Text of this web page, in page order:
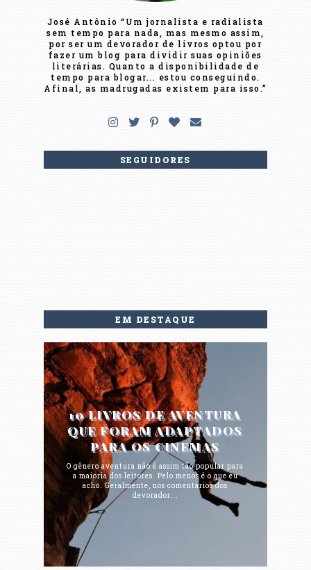
José Antônio “Um jornalista e radialista
sem tempo para nada, mas mesmo assim,
por ser um devorador de livros optou por
fazer um blog para dividir suas opiniões
literárias. Quanto a disponibilidade de
tempo para blogar... estou conseguindo.
Afinal, as madrugadas existem para isso.”
SEGUIDORES
EM DESTAQUE
10 LIVROS DE AVENTURA
QUE FORAM ADAPTADOS
PARA OS CINEMAS
O gênero aventura não é assim tão popular para
a maioria dos leitores. Pelo menos é o que eu
acho. Geralmente, nos comentários dos
devorador...